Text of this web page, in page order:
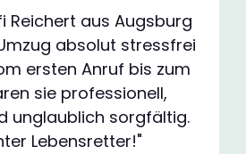
Reichert aus Augsburg
absolut stressfrei
ersten Anruf bis zum
sie professionell,
unglaublich sorgfältig.
Lebensretter!"